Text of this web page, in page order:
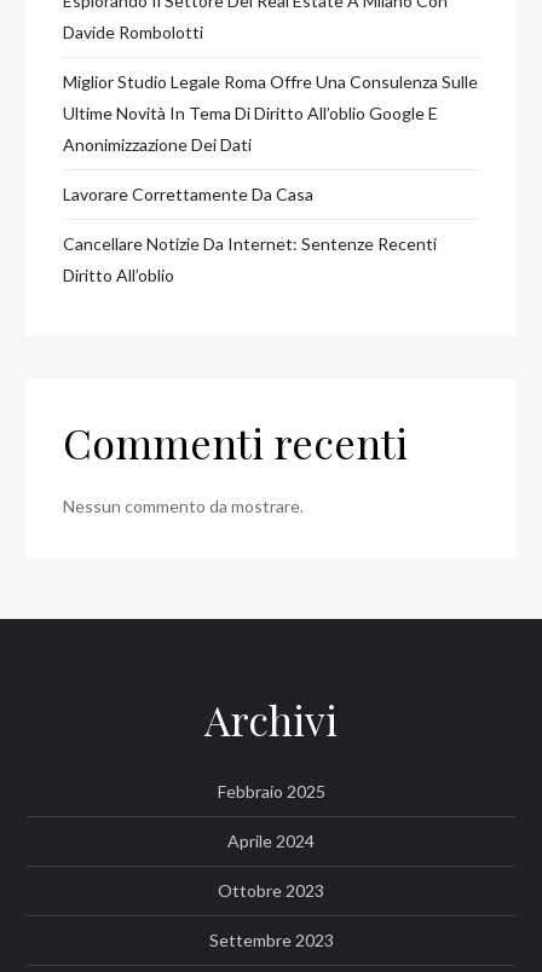
Davide Rombolotti
Miglior Studio Legale Roma Offre Una Consulenza Sulle
Ultime Novità In Tema Di Diritto All’oblio Google E
Anonimizzazione Dei Dati
Lavorare Correttamente Da Casa
Cancellare Notizie Da Internet: Sentenze Recenti
Diritto All’oblio
Commenti recenti
Nessun commento da mostrare.
Archivi
Febbraio 2025
Aprile 2024
Ottobre 2023
Settembre 2023